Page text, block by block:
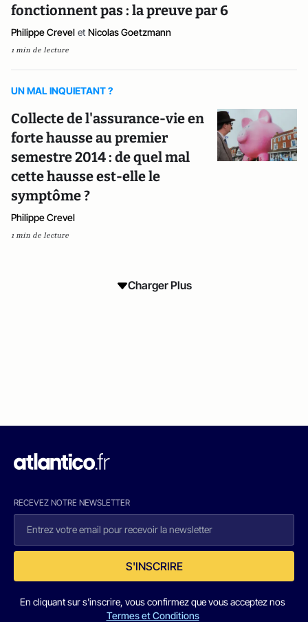
fonctionnent pas : la preuve par 6
Philippe Crevel et Nicolas Goetzmann
1 min de lecture
UN MAL INQUIETANT ?
Collecte de l'assurance-vie en
forte hausse au premier
semestre 2014 : de quel mal
cette hausse est-elle le
symptôme ?
Philippe Crevel
1 min de lecture
Charger Plus
RECEVEZ NOTRE NEWSLETTER
S'INSCRIRE
En cliquant sur s'inscrire, vous confirmez que vous acceptez nos
Termes et Conditions